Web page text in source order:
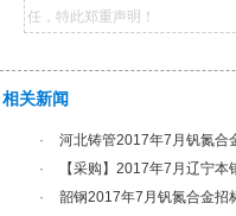
任，特此郑重声明！
相关新闻
·
河北铸管2017年7月钒氮合
·
【采购】2017年7月辽宁
·
韶钢2017年7月钒氮合金招